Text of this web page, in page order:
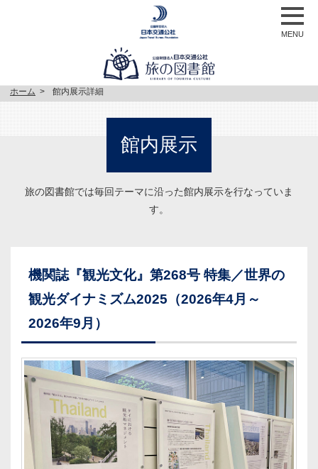
MENU
ホーム 館内展示詳細
館内展示
旅の図書館では毎回テーマに沿った館内展示を行なっていま
す。
機関誌『観光文化』第268号 特集／世界の
観光ダイナミズム2025（2026年4月～
2026年9月）